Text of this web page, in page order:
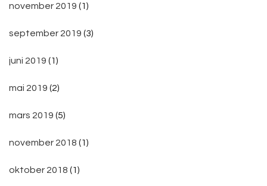
november 2019 (1)
september 2019 (3)
juni 2019 (1)
mai 2019 (2)
mars 2019 (5)
november 2018 (1)
oktober 2018 (1)